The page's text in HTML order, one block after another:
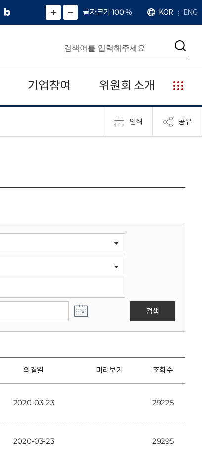
네
그
)
화
면
면
소
확
대
치
글자크기 100%
언
어
KOR ENG
통
합
검
색
검
기업참여 위원회 소개
누
리
집
안
인쇄 공유
검색
의결일 미리보기 조회수
2020-03-23 29225
2020-03-23 29295